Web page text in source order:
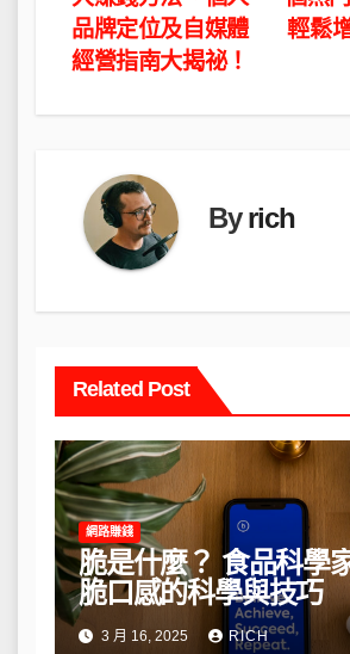
章
導
覽
輕鬆
品牌定位及自媒體
經營指南大揭祕！
Byrich
Related Post
網路賺錢
脆是什麼？ 食品科學
脆口感的科學與技巧
3 月 16, 2025 RICH